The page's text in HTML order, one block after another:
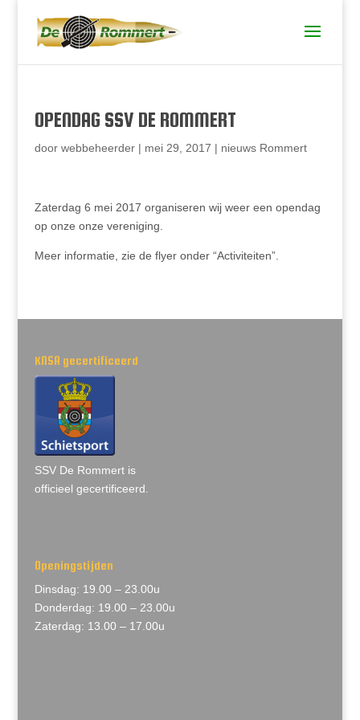
OPENDAG SSV DE ROMMERT
door webbeheerder| mei 29, 2017 | nieuws Rommert
Zaterdag 6 mei 2017 organiseren wij weer een opendag
op onze onze vereniging.
Meer informatie, zie de flyer onder “Activiteiten”.
KNSA gecertificeerd
SSV De Rommert is
officieel gecertificeerd.
Openingstijden
Dinsdag: 19.00 – 23.00u
Donderdag: 19.00 – 23.00u
Zaterdag: 13.00 – 17.00u